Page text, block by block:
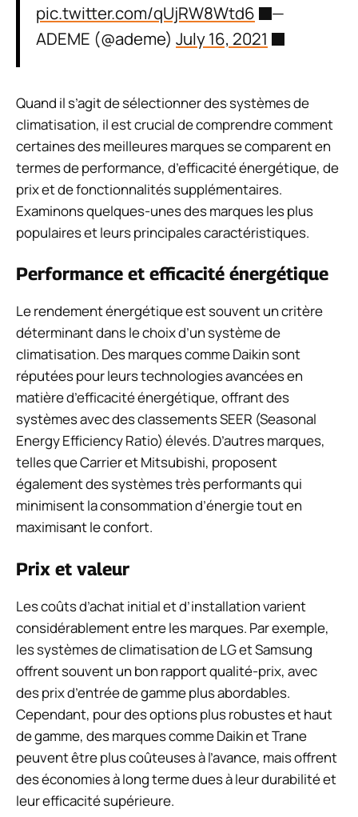
pic.twitter.com/qUjRW8Wtd6
—
ADEME (@ademe) July 16, 2021
Quand il s’agit de sélectionner des systèmes de
climatisation, il est crucial de comprendre comment
certaines des meilleures marques se comparent en
termes de performance, d’efficacité énergétique, de
prix et de fonctionnalités supplémentaires.
Examinons quelques-unes des marques les plus
populaires et leurs principales caractéristiques.
Performance et efficacité énergétique
Le rendement énergétique est souvent un critère
déterminant dans le choix d’un système de
climatisation. Des marques comme Daikin sont
réputées pour leurs technologies avancées en
matière d’efficacité énergétique, offrant des
systèmes avec des classements SEER (Seasonal
Energy Efficiency Ratio) élevés. D’autres marques,
telles que Carrier et Mitsubishi, proposent
également des systèmes très performants qui
minimisent la consommation d’énergie tout en
maximisant le confort.
Prix et valeur
Les coûts d’achat initial et d’installation varient
considérablement entre les marques. Par exemple,
les systèmes de climatisation de LG et Samsung
offrent souvent un bon rapport qualité-prix, avec
des prix d’entrée de gamme plus abordables.
Cependant, pour des options plus robustes et haut
de gamme, des marques comme Daikin et Trane
peuvent être plus coûteuses à l’avance, mais offrent
des économies à long terme dues à leur durabilité et
leur efficacité supérieure.